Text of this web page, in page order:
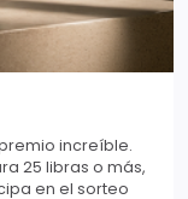
increíble.
25 libras o más,
en el sorteo